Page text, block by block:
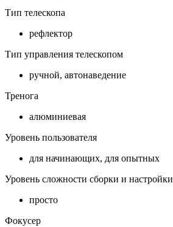
Тип телескопа
рефлектор
Тип управления телескопом
ручной, автонаведение
Тренога
алюминиевая
Уровень пользователя
для начинающих, для опытных
Уровень сложности сборки и настройки
просто
Фокусер